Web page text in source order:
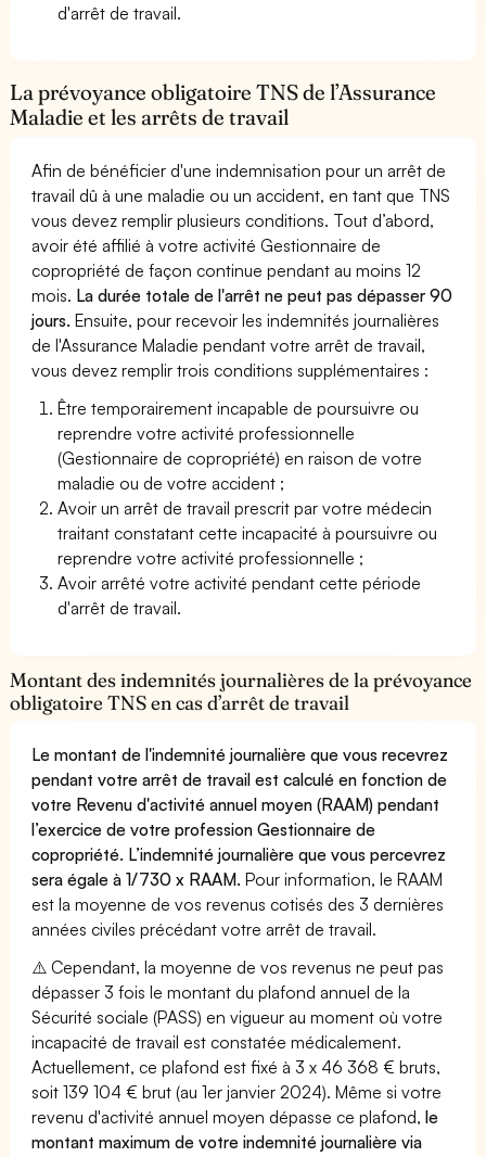
d'arrêt de travail.
La prévoyance obligatoire TNS de l’Assurance
Maladie et les arrêts de travail
Afin de bénéficier d'une indemnisation pour un arrêt de
travail dû à une maladie ou un accident, en tant que TNS
vous devez remplir plusieurs conditions. Tout d’abord,
avoir été affilié à votre activité Gestionnaire de
copropriété de façon continue pendant au moins 12
mois. La durée totale de l'arrêt ne peut pas dépasser 90
jours. Ensuite, pour recevoir les indemnités journalières
de l'Assurance Maladie pendant votre arrêt de travail,
vous devez remplir trois conditions supplémentaires :
Être temporairement incapable de poursuivre ou
reprendre votre activité professionnelle
(Gestionnaire de copropriété) en raison de votre
maladie ou de votre accident ;
Avoir un arrêt de travail prescrit par votre médecin
traitant constatant cette incapacité à poursuivre ou
reprendre votre activité professionnelle ;
Avoir arrêté votre activité pendant cette période
d'arrêt de travail.
Montant des indemnités journalières de la prévoyance
obligatoire TNS en cas d’arrêt de travail
Le montant de l'indemnité journalière que vous recevrez
pendant votre arrêt de travail est calculé en fonction de
votre Revenu d'activité annuel moyen (RAAM) pendant
l’exercice de votre profession Gestionnaire de
copropriété. L’indemnité journalière que vous percevrez
sera égale à 1/730 x RAAM. Pour information, le RAAM
est la moyenne de vos revenus cotisés des 3 dernières
années civiles précédant votre arrêt de travail.
⚠️ Cependant, la moyenne de vos revenus ne peut pas
dépasser 3 fois le montant du plafond annuel de la
Sécurité sociale (PASS) en vigueur au moment où votre
incapacité de travail est constatée médicalement.
Actuellement, ce plafond est fixé à 3 x 46 368 € bruts,
soit 139 104 € brut (au 1er janvier 2024). Même si votre
revenu d'activité annuel moyen dépasse ce plafond,le
montant maximum de votre indemnité journalière via